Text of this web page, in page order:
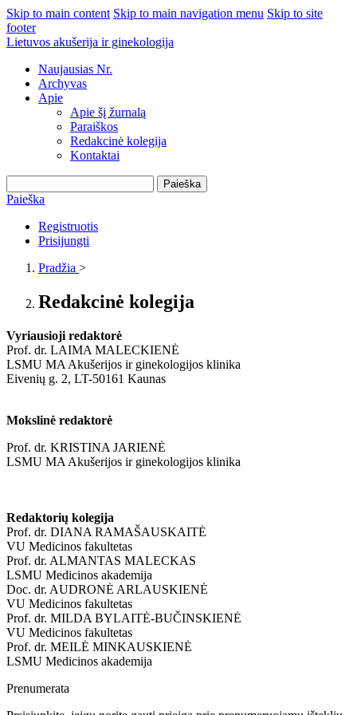
Skip to main content Skip to main navigation menu Skip to site
footer
Lietuvos akušerija ir ginekologija
Naujausias Nr.
Archyvas
Apie
Apie šį žurnalą
Paraiškos
Redakcinė kolegija
Kontaktai
Paieška
Paieška
Registruotis
Prisijungti
Pradžia >
Redakcinė kolegija
Vyriausioji redaktorė
Prof. dr. LAIMA MALECKIENĖ
LSMU MA Akušerijos ir ginekologijos klinika
Eivenių g. 2, LT-50161 Kaunas
Mokslinė redaktorė
Prof. dr. KRISTINA JARIENĖ
LSMU MA Akušerijos ir ginekologijos klinika
Redaktorių kolegija
Prof. dr. DIANA RAMAŠAUSKAITĖ
VU Medicinos fakultetas
Prof. dr. ALMANTAS MALECKAS
LSMU Medicinos akademija
Doc. dr. AUDRONĖ ARLAUSKIENĖ
VU Medicinos fakultetas
Prof. dr. MILDA BYLAITĖ-BUČINSKIENĖ
VU Medicinos fakultetas
Prof. dr. MEILĖ MINKAUSKIENĖ
LSMU Medicinos akademija
Prenumerata